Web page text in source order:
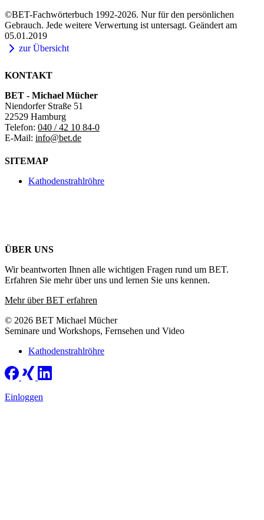
©BET-Fachwörterbuch 1992-2026. Nur für den persönlichen
Gebrauch. Jede weitere Verwertung ist untersagt. Geändert am
05.01.2019
zur Übersicht
KONTAKT
BET - Michael Mücher
Niendorfer Straße 51
22529 Hamburg
Telefon: 040 / 42 10 84-0
E-Mail: info@bet.de
SITEMAP
Kathodenstrahlröhre
ÜBER UNS
Wir beantworten Ihnen alle wichtigen Fragen rund um BET.
Erfahren Sie mehr über uns und lernen Sie uns kennen.
Mehr über BET erfahren
© 2026 BET Michael Mücher
Seminare und Workshops, Fernsehen und Video
Kathodenstrahlröhre
Einloggen